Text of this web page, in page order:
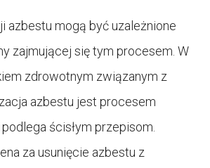
azbestu mogą być uzależnione
zajmującej się tym procesem. W
zdrowotnym związanym z
azbestu jest procesem
ścisłym przepisom.
za usunięcie azbestu z